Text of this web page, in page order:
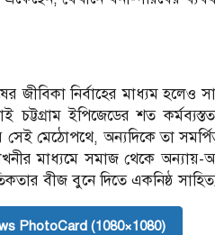
জীবিকা নির্বাহের মাধ্যম হলেও
ইপিজেডের শত
মেঠোপথে, অন্যদিকে তা
মাধ্যমে সমাজ থেকে অন্যায়-
বীজ বুনে দিতে একনিষ্ঠ
PhotoCard (1080×1080)